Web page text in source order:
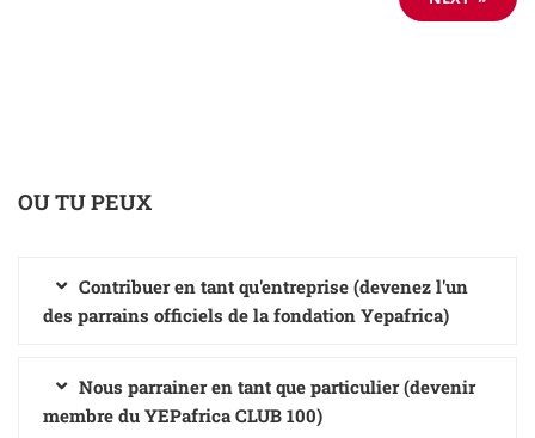
OU TU PEUX
Contribuer en tant qu'entreprise (devenez l'un
des parrains officiels de la fondation Yepafrica)
Nous parrainer en tant que particulier (devenir
membre du YEPafrica CLUB 100)